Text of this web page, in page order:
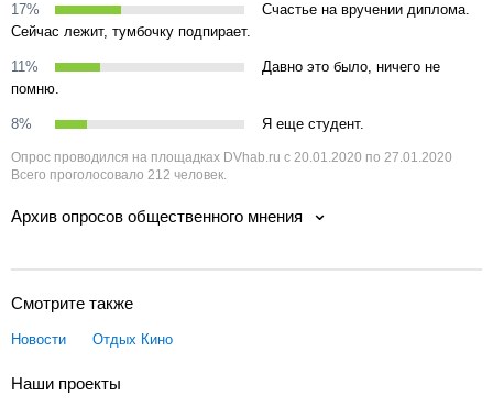
17%
Счастье на вручении диплома.
Сейчас лежит, тумбочку подпирает.
11%
Давно это было, ничего не
помню.
8% Я еще студент.
Опрос проводился на площадках DVhab.ru с 20.01.2020 по 27.01.2020
Всего проголосовало 212 человек.
Архив опросов общественного мнения
Смотрите также
Новости Отдых Кино
Наши проекты